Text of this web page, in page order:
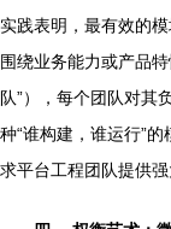
实践表明，最有效的
围绕业务能力或产品
队”），每个团队对其
种“谁构建，谁运行”
求平台工程团队提供